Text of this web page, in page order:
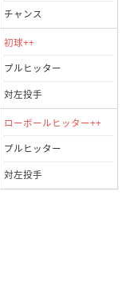
チャンス
初球++
プルヒッター
対左投手
ローボールヒッター++
プルヒッター
対左投手